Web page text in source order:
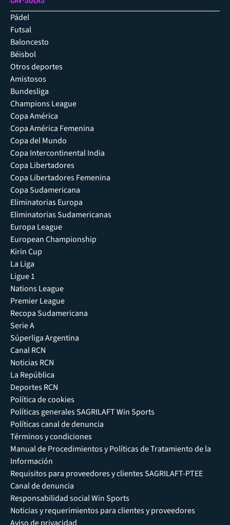
Pádel
Futsal
Baloncesto
Béisbol
Otros deportes
Amistosos
Bundesliga
Champions League
Copa América
Copa América Femenina
Copa del Mundo
Copa Intercontinental India
Copa Libertadores
Copa Libertadores Femenina
Copa Sudamericana
Eliminatorias Europa
Eliminatorias Sudamericanas
Europa League
European Championship
Kirin Cup
La Liga
Ligue 1
Nations League
Premier League
Recopa Sudamericana
Serie A
Súperliga Argentina
Canal RCN
Noticias RCN
La República
Deportes RCN
Política de cookies
Políticas generales SAGRILAFT Win Sports
Políticas canal de denuncia
Términos y condiciones
Manual de Procedimientos y Políticas de Tratamiento de la
Información
Requisitos para proveedores y clientes SAGRILAFT-PTEE
Canal de denuncia
Responsabilidad social Win Sports
Noticias y requerimientos para clientes y proveedores